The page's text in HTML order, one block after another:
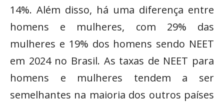
14%. Além disso, há uma diferença entre
homens e mulheres, com 29% das
mulheres e 19% dos homens sendo NEET
em 2024 no Brasil. As taxas de NEET para
homens e mulheres tendem a ser
semelhantes na maioria dos outros países